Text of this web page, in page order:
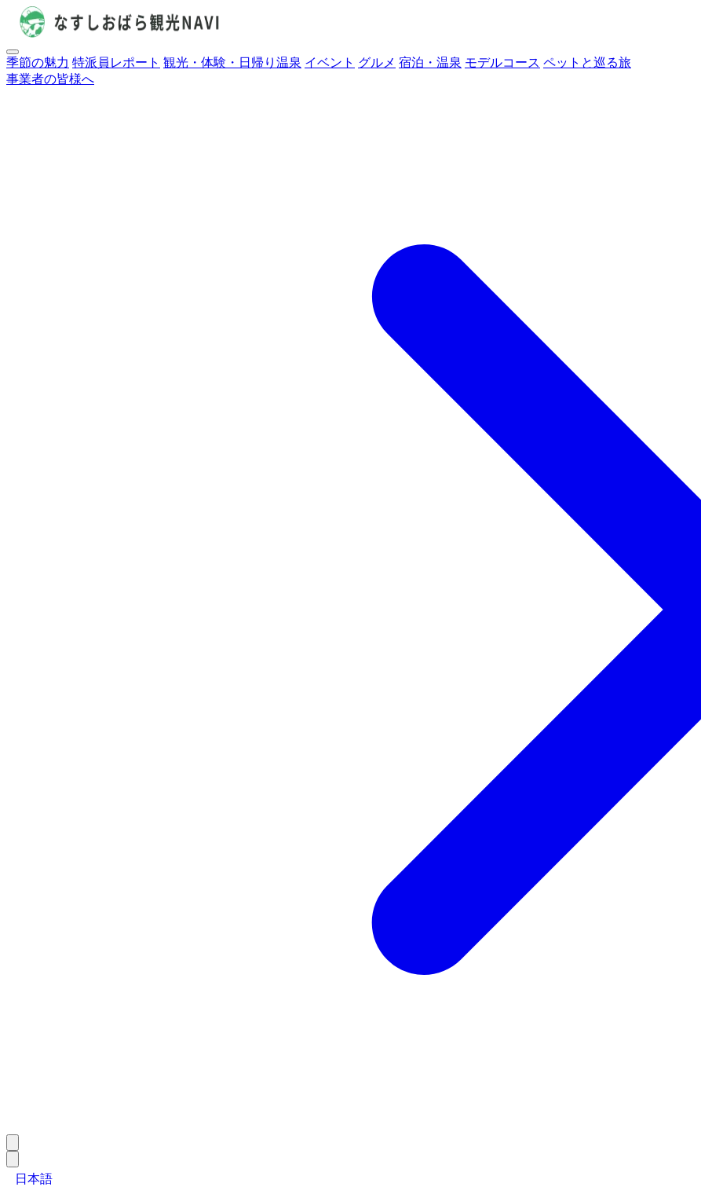
季節の魅力 特派員レポート 観光・体験・日帰り温泉 イベント グルメ 宿泊・温泉 モデルコース ペットと巡る旅
事業者の皆様へ
日本語